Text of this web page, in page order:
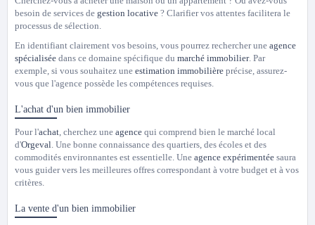
besoin de services de gestion locative ? Clarifier vos attentes facilitera le
processus de sélection.
En identifiant clairement vos besoins, vous pourrez rechercher une agence
spécialisée dans ce domaine spécifique du marché immobilier. Par
exemple, si vous souhaitez une estimation immobilière précise, assurez-
vous que l'agence possède les compétences requises.
L'achat d'un bien immobilier
Pour l'achat, cherchez une agence qui comprend bien le marché local
d'Orgeval. Une bonne connaissance des quartiers, des écoles et des
commodités environnantes est essentielle. Une agence expérimentée saura
vous guider vers les meilleures offres correspondant à votre budget et à vos
critères.
La vente d'un bien immobilier